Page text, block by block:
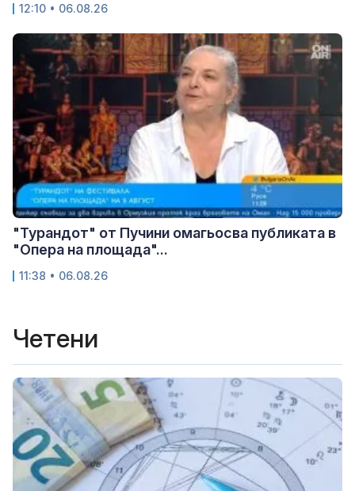
12:10 • 06.08.26
"Турандот" от Пучини омагьосва публиката в
"Опера на площада"...
11:38 • 06.08.26
Четени